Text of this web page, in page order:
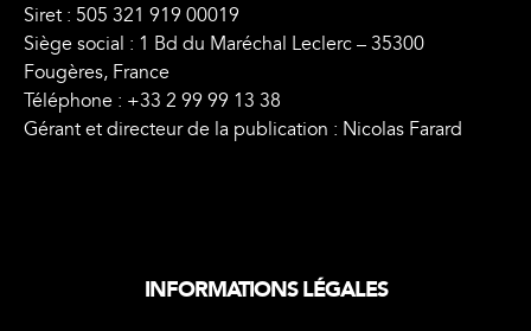
Siret : 505 321 919 00019
Siège social : 1 Bd du Maréchal Leclerc – 35300
Fougères, France
Téléphone : +33 2 99 99 13 38
Gérant et directeur de la publication : Nicolas Farard
INFORMATIONS LÉGALES